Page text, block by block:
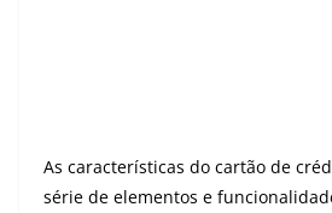
As características do cartão de
série de elementos e